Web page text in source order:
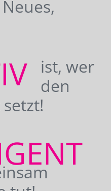
ist, wer
den
setzt!